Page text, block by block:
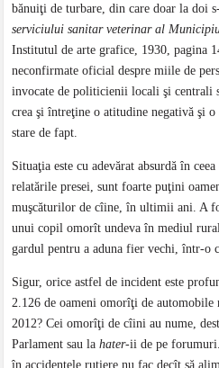
bănuiţi de turbare, din care doar la doi
serviciului sanitar veterinar al
Institutul de arte grafice, 1930, pagina
neconfirmate oficial despre miile de
invocate de politicienii locali şi centrali
crea şi întreţine o atitudine negativă şi
stare de fapt.
Situaţia este cu adevărat absurdă în
relatările presei, sunt foarte puţini
muşcăturilor de cîine, în ultimii ani. A
unui copil omorît undeva în mediul
gardul pentru a aduna fier vechi, într-o
Sigur, orice astfel de incident este
2.126 de oameni omorîţi de
2012? Cei omorîţi de cîini au nume,
Parlament sau lahater-ii de pe
în accidentele rutiere nu fac decît să